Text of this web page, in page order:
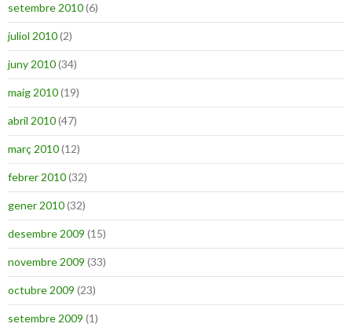
setembre 2010(6)
juliol 2010(2)
juny 2010(34)
maig 2010(19)
abril 2010(47)
març 2010(12)
febrer 2010(32)
gener 2010(32)
desembre 2009 (15)
novembre 2009 (33)
octubre 2009 (23)
setembre 2009 (1)